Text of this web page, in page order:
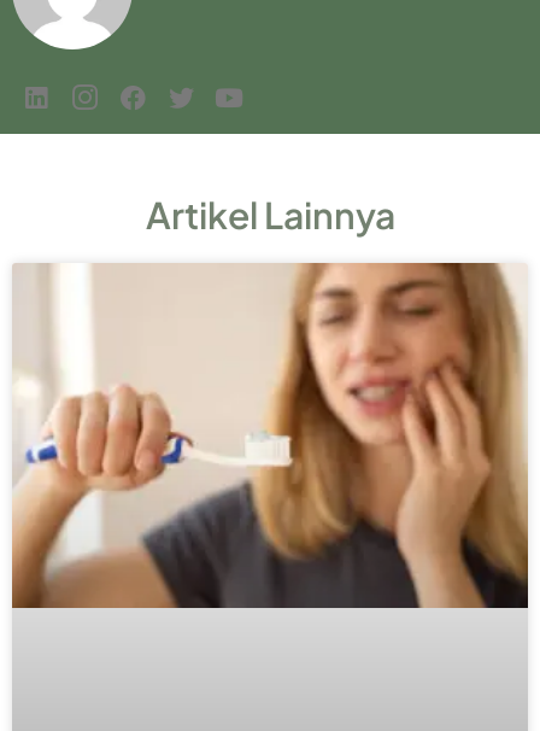
Artikel Lainnya